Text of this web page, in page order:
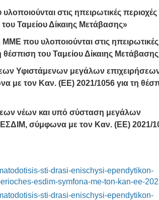
στις ηπειρωτικές περιοχές
Ταμείου Δίκαιης Μετάβασης»
που υλοποιούνται στις ηπειρωτικές
του Ταμείου Δίκαιης
Υφιστάμενων μεγάλων
με τον Καν. (ΕΕ) 2021/1056 για τη
νέων και υπό σύσταση μεγάλων
ΕΣΔΙΜ, σύμφωνα με τον Καν. (ΕΕ) 2021/
-sti-drasi-enischysi-ependytikon-
-esdim-symfona-me-ton-kan-ee-
sti-drasi-enischysi-ependytikon-